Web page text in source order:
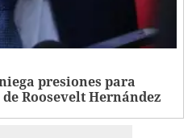
presiones para
Roosevelt Hernández